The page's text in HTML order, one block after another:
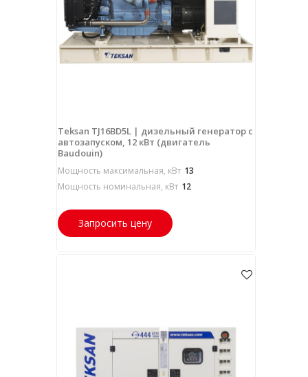
Teksan TJ16BD5L | дизельный генератор с
автозапуском, 12 кВт (двигатель
Baudouin)
Мощность максимальная, кВт 13
Мощность номинальная, кВт 12
Запросить цену